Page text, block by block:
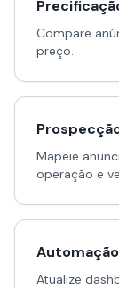
Compare
preço.
Mapeie
operação e
Atualize